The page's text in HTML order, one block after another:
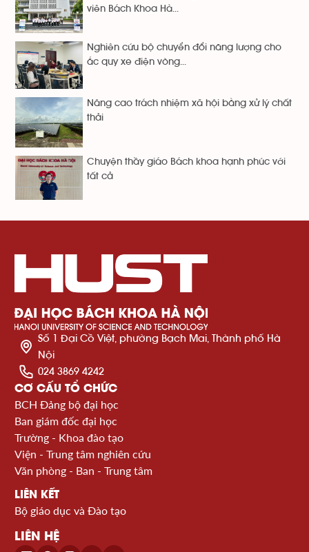
viên Bách Khoa Hà...
Nghiên cứu bộ chuyển đổi năng lượng cho
ắc quy xe điện vòng...
Nâng cao trách nhiệm xã hội bằng xử lý chất
thải
Chuyện thầy giáo Bách khoa hạnh phúc với
tất cả
Số 1 Đại Cồ Việt, phường Bạch Mai, Thành phố Hà
Nội
024 3869 4242
CƠ CẤU TỔ CHỨC
BCH Đảng bộ đại học
Ban giám đốc đại học
Trường - Khoa đào tạo
Viện - Trung tâm nghiên cứu
Văn phòng - Ban - Trung tâm
LIÊN KẾT
Bộ giáo dục và Đào tạo
LIÊN HỆ